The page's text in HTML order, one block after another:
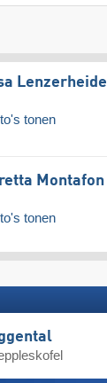
Lenzerheide
tonen
Montafon
tonen